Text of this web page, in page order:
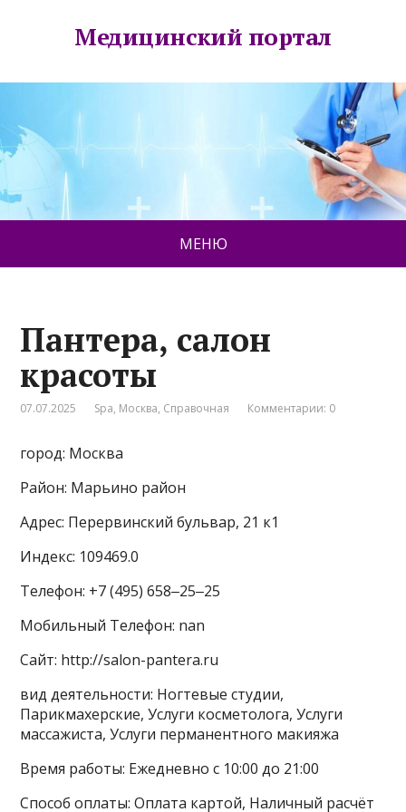
Медицинский портал
МЕНЮ
Пантера, салон
красоты
07.07.2025 Spa, Москва, Справочная Комментарии: 0
город: Москва
Район: Марьино район
Адрес: Перервинский бульвар, 21 к1
Индекс: 109469.0
Телефон: +7 (495) 658‒25‒25
Мобильный Телефон: nan
Сайт: http://salon-pantera.ru
вид деятельности: Ногтевые студии,
Парикмахерские, Услуги косметолога, Услуги
массажиста, Услуги перманентного макияжа
Время работы: Ежедневно с 10:00 до 21:00
Способ оплаты: Оплата картой, Наличный расчёт